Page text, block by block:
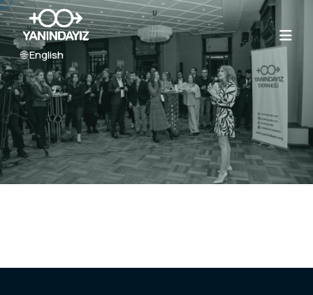
🌐 English